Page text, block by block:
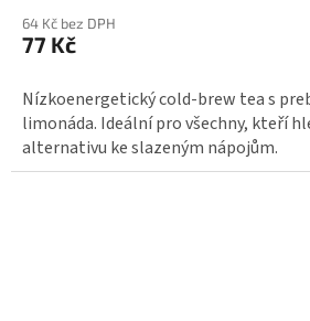
64 Kč bez DPH
77 Kč
Nízkoenergetický cold-brew tea s
limonáda. Ideální pro všechny, kteří
alternativu ke slazeným nápojům.